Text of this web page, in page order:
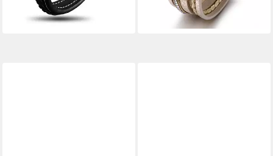
lieferbar - in 3-4 Werktagen bei dir
Freunde
lieferbar - in 3-4 Werktagen bei dir